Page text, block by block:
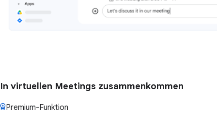
In virtuellen Meetings zusammenkommen
Premium-Funktion